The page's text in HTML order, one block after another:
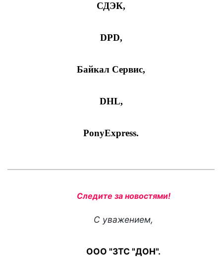
СДЭК,
DPD,
Байкал Сервис,
DHL,
PonyExpress.
Следите за новостями!
С уважением,
ООО "ЗТС "ДОН".